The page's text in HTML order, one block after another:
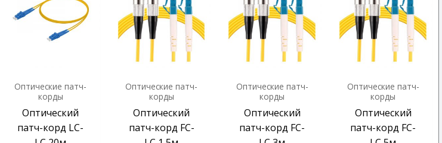
Оптические патч-
корды
Оптический
патч-корд LC-
Оптические патч-
корды
Оптический
патч-корд FC-
Оптические патч-
корды
Оптический
патч-корд FC-
Оптические патч-
корды
Оптический
патч-корд FC-